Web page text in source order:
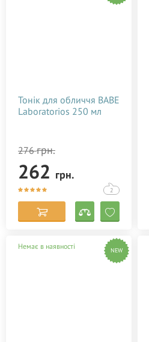
Тонік для обличчя BABE
Laboratorios 250 мл
276грн.
262 грн.
2
Немає в наявності NEW